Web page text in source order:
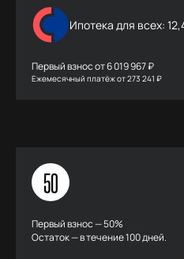
Ипотека для всех:
Первый взнос от6 019 967 ₽
Ежемесячный платёжот273 241 ₽
50
Первый взнос — 50%
Остаток — в течение 100 дней.